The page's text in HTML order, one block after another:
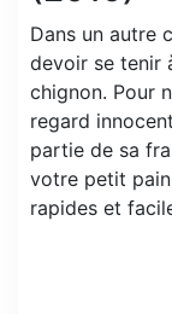
Dans un autre
devoir se tenir
chignon. Pour
regard
partie de sa
votre petit
rapides et